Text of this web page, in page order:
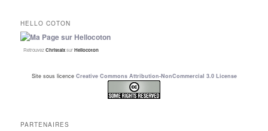
HELLO COTON
RetrouvezChristalxsurHellocoton
Site sous licence Creative Commons Attribution-NonCommercial 3.0 License
PARTENAIRES